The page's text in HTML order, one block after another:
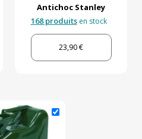
Antichoc Stanley
168 produitsen stock
23,90 €